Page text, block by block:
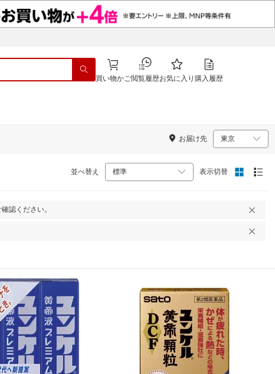
買い物かご閲覧履歴お気に入り 購入履歴
お届け先
並べ替え 表示切替
認ください。